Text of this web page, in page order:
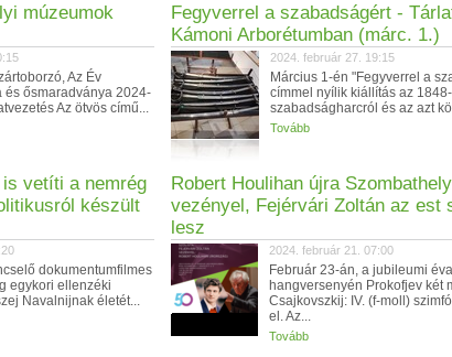
múzeumok
Az Év
és ősmaradványa 2024-
Az ötvös című...
Fegyverrel a szabadságért -
Kámoni Arborétumban (márc. 1.)
2024. február 27. 19:15
Március 1-én "Fegyverrel a
címmel nyílik kiállítás az
szabadságharcról és az azt
Tovább
vetíti a nemrég
készült
dokumentumfilmes
egykori ellenzéki
Navalnijnak életét...
Robert Houlihan újra
vezényel, Fejérvári Zoltán az est
lesz
2024. február 21. 07:00
Február 23-án, a jubileumi
hangversenyén Prokofjev két
Csajkovszkij: IV. (f-moll)
el. Az...
Tovább